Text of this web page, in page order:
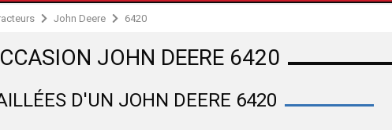
John Deere 6420
JOHN DEERE 6420
D'UN JOHN DEERE 6420